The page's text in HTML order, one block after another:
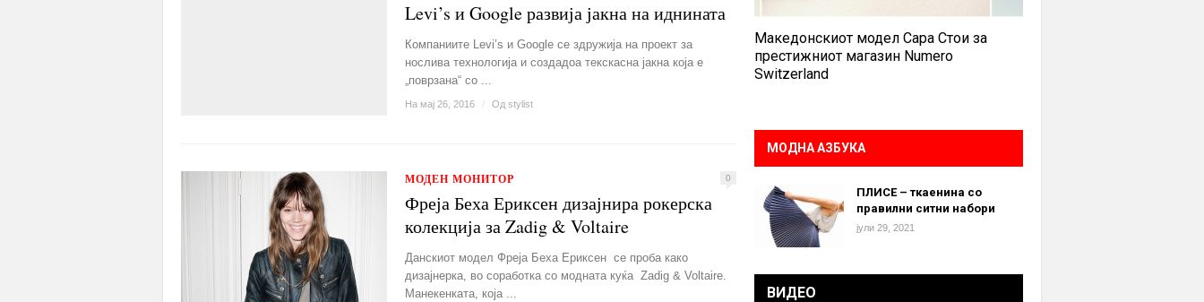
Levi’s и Google развија јакна на иднината
Компаниите Levi’s и Google се здружија на проект за
нослива технологија и создадоа текскасна јакна која е
„поврзана“ со ...
На мај 26, 2016 / Од stylist
МОДЕН МОНИТОР 0
Фреја Беха Ериксен дизајнира рокерска
колекција за Zadig & Voltaire
Данскиот модел Фреја Беха Ериксен се проба како
дизајнерка, во соработка со модната куќа Zadig & Voltaire.
Манекенката, која ...
Македонскиот модел Сара Стои за
престижниот магазин Numero
Switzerland
МОДНА АЗБУКА
ПЛИСЕ – ткаенина со
правилни ситни набори
јули 29, 2021
ВИДЕО